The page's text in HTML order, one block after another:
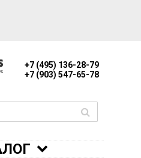
+7 (495) 136-28-79
+7 (903) 547-65-78